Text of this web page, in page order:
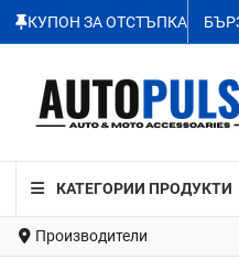
КУПОН ЗА ОТСТЪПКА
КАТЕГОРИИ ПРОДУКТИ
Производители